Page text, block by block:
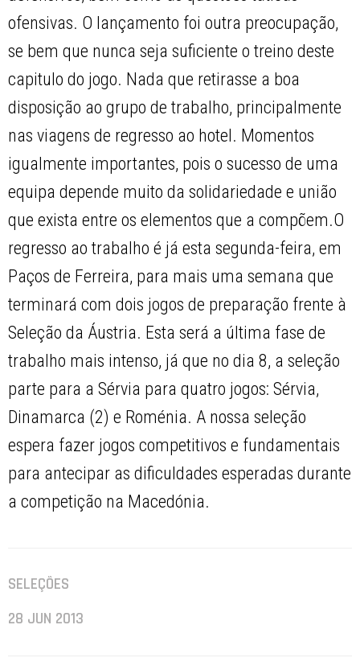
ofensivas. O lançamento foi outra preocupação,
se bem que nunca seja suficiente o treino deste
capitulo do jogo. Nada que retirasse a boa
disposição ao grupo de trabalho, principalmente
nas viagens de regresso ao hotel. Momentos
igualmente importantes, pois o sucesso de uma
equipa depende muito da solidariedade e união
que exista entre os elementos que a compõem.O
regresso ao trabalho é já esta segunda-feira, em
Paços de Ferreira, para mais uma semana que
terminará com dois jogos de preparação frente à
Seleção da Áustria. Esta será a última fase de
trabalho mais intenso, já que no dia 8, a seleção
parte para a Sérvia para quatro jogos: Sérvia,
Dinamarca (2) e Roménia. A nossa seleção
espera fazer jogos competitivos e fundamentais
para antecipar as dificuldades esperadas durante
a competição na Macedónia.
SELEÇÕES
28 JUN 2013